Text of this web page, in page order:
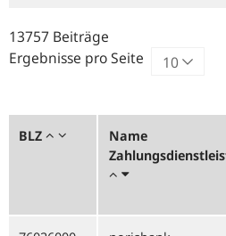
13757 Beiträge
Ergebnisse pro Seite
BLZ
Name